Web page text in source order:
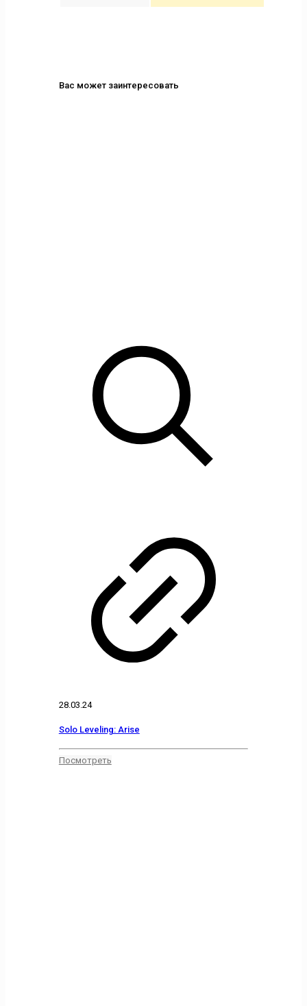
Вас может заинтересовать
28.03.24
Solo Leveling: Arise
Посмотреть